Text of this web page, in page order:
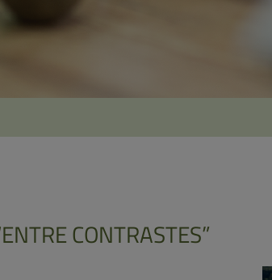
CONTRASTES”